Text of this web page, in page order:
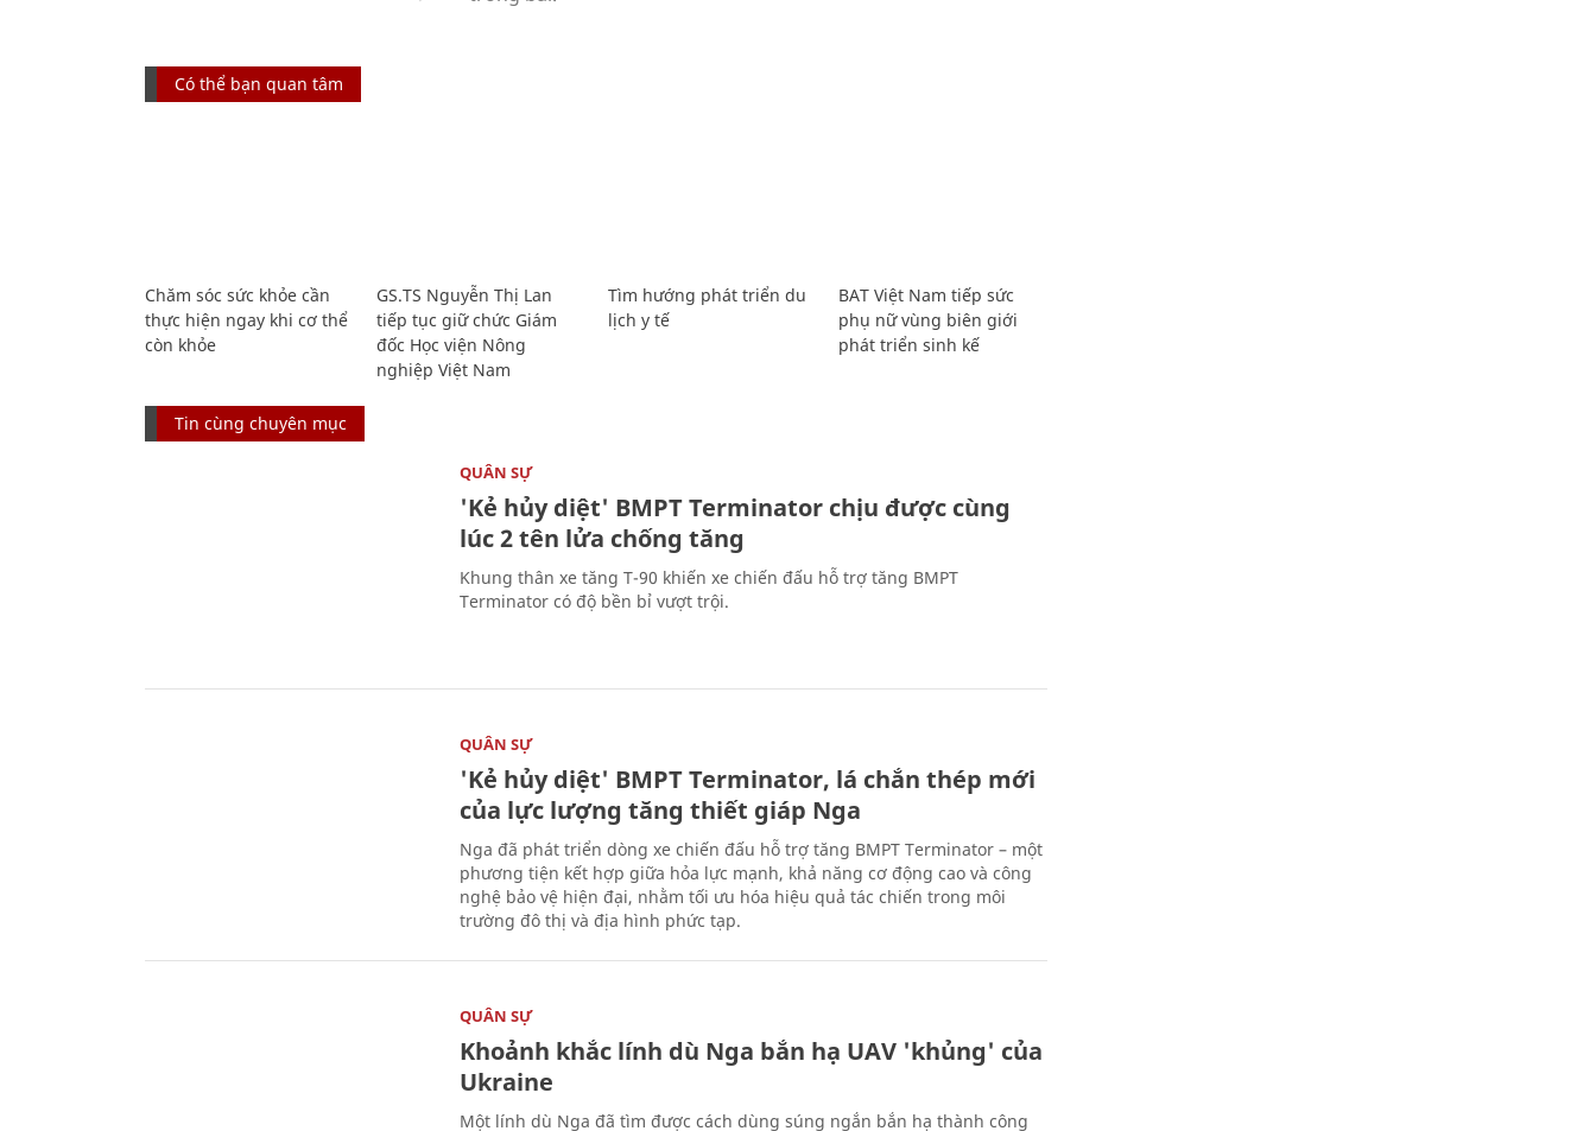
Có thể bạn quan tâm
Chăm sóc sức khỏe cần
thực hiện ngay khi cơ thể
còn khỏe
GS.TS Nguyễn Thị Lan
tiếp tục giữ chức Giám
đốc Học viện Nông
nghiệp Việt Nam
Tìm hướng phát triển du
lịch y tế
BAT Việt Nam tiếp sức
phụ nữ vùng biên giới
phát triển sinh kế
Tin cùng chuyên mục
QUÂN SỰ
'Kẻ hủy diệt' BMPT Terminator chịu được cùng
lúc 2 tên lửa chống tăng
Khung thân xe tăng T-90 khiến xe chiến đấu hỗ trợ tăng BMPT
Terminator có độ bền bỉ vượt trội.
QUÂN SỰ
'Kẻ hủy diệt' BMPT Terminator, lá chắn thép mới
của lực lượng tăng thiết giáp Nga
Nga đã phát triển dòng xe chiến đấu hỗ trợ tăng BMPT Terminator – một
phương tiện kết hợp giữa hỏa lực mạnh, khả năng cơ động cao và công
nghệ bảo vệ hiện đại, nhằm tối ưu hóa hiệu quả tác chiến trong môi
trường đô thị và địa hình phức tạp.
QUÂN SỰ
Khoảnh khắc lính dù Nga bắn hạ UAV 'khủng' của
Ukraine
Một lính dù Nga đã tìm được cách dùng súng ngắn bắn hạ thành công